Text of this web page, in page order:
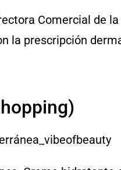
Comercial de
la prescripción